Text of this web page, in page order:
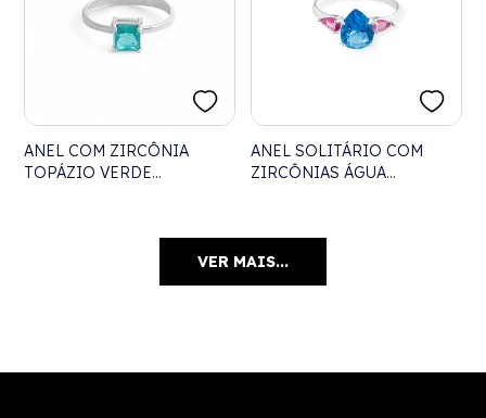
ANEL COM ZIRCÔNIA
TOPÁZIO VERDE
ANEL SOLITÁRIO COM
ZIRCÔNIAS ÁGUA
VER MAIS...